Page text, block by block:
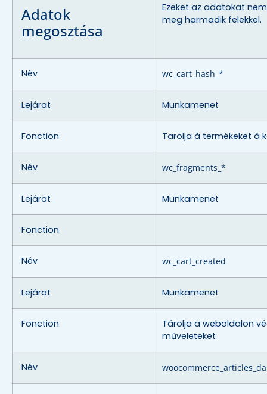
Adatok
megosztása
Ezeket az adatokat
meg harmadik felekkel.
Név wc_cart_hash_*
Lejárat Munkamenet
Fonction Tarolja à termékeket à
Név wc_fragments_*
Lejárat Munkamenet
Fonction
Név wc_cart_created
Lejárat Munkamenet
Fonction
Tárolja a weboldalon
műveleteket
Név